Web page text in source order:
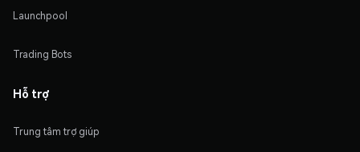
Launchpool
Trading Bots
Hỗ trợ
Trung tâm trợ giúp